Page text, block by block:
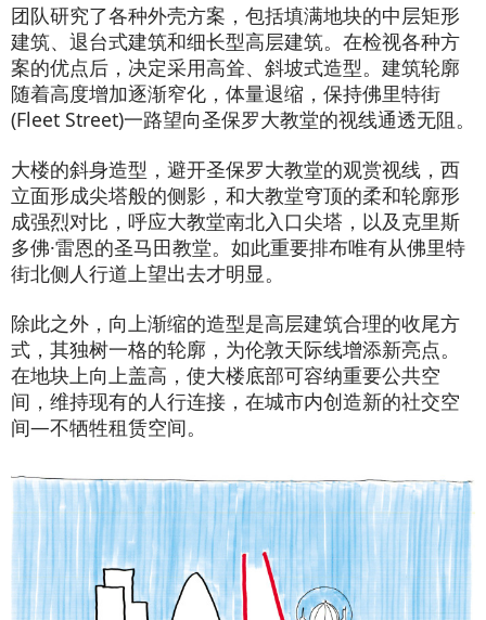
团队研究了各种外壳方案，包括填满地块的中层矩形
建筑、退台式建筑和细长型高层建筑。在检视各种方
案的优点后，决定采用高耸、斜坡式造型。建筑轮廓
随着高度增加逐渐窄化，体量退缩，保持佛里特街
(Fleet Street)一路望向圣保罗大教堂的视线通透无阻。
大楼的斜身造型，避开圣保罗大教堂的观赏视线，西
立面形成尖塔般的侧影，和大教堂穹顶的柔和轮廓形
成强烈对比，呼应大教堂南北入口尖塔，以及克里斯
多佛·雷恩的圣马田教堂。如此重要排布唯有从佛里特
街北侧人行道上望出去才明显。
除此之外，向上渐缩的造型是高层建筑合理的收尾方
式，其独树一格的轮廓，为伦敦天际线增添新亮点。
在地块上向上盖高，使大楼底部可容纳重要公共空
间，维持现有的人行连接，在城市内创造新的社交空
间—不牺牲租赁空间。